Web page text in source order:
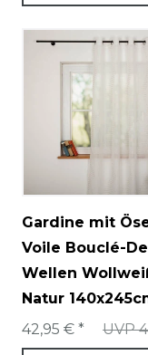
Gardine mit
Voile Bouclé-
Wellen
Natur
UVP
42,95 € *